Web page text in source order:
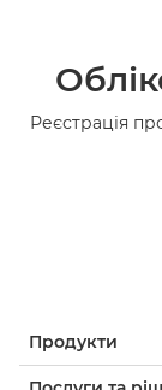
Реєстрація
Продукти